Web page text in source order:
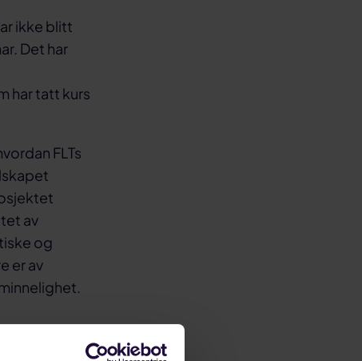
ikke blitt
Det har
har tatt kurs
FLTs
av
og
er av
forhold eller